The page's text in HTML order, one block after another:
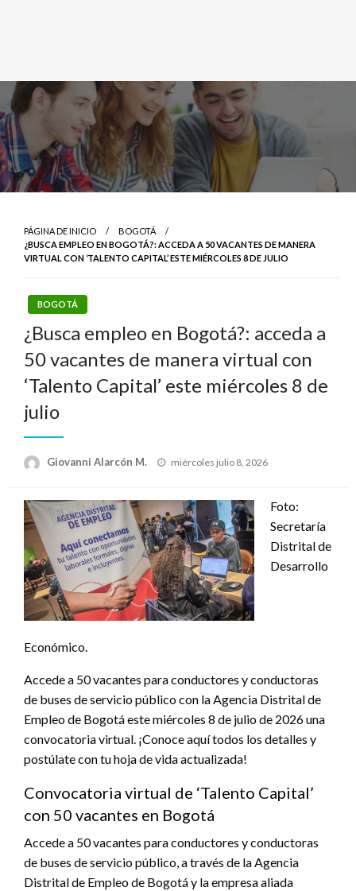
PÁGINA DE INICIO
BOGOTÁ
¿BUSCA EMPLEO EN BOGOTÁ?: ACCEDA A 50 VACANTES DE MANERA
VIRTUAL CON ‘TALENTO CAPITAL’ ESTE MIÉRCOLES 8 DE JULIO
BOGOTÁ
¿Busca empleo en Bogotá?: acceda a
50 vacantes de manera virtual con
‘Talento Capital’ este miércoles 8 de
julio
Giovanni Alarcón M.
Publicado
miércoles julio 8, 2026
Foto:
Secretaría
Distrital de
Desarrollo
Económico.
Accede a 50 vacantes para conductores y conductoras
de buses de servicio público con la Agencia Distrital de
Empleo de Bogotá este miércoles 8 de julio de 2026 una
convocatoria virtual. ¡Conoce aquí todos los detalles y
postúlate con tu hoja de vida actualizada!
Convocatoria virtual de ‘Talento Capital’
con 50 vacantes en Bogotá
Accede a 50 vacantes para conductores y conductoras
de buses de servicio público, a través de la Agencia
Distrital de Empleo de Bogotá y la empresa aliada